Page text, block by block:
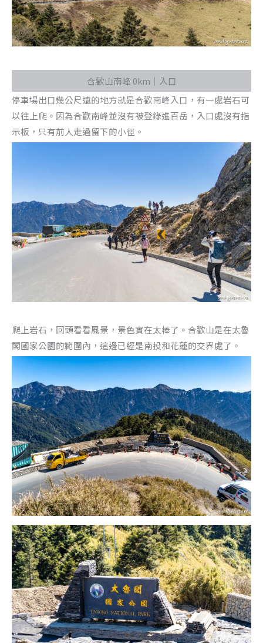
合歡山南峰 0km｜入口
停車場出口幾公尺遠的地方就是合歡南峰入口，有一處岩石可
以往上爬。因為合歡南峰並沒有被登錄進百岳，入口處沒有指
示板，只有前人走過留下的小徑。
爬上岩石，回頭看看風景，景色實在太棒了。合歡山是在太魯
閣國家公園的範圍內，這邊已經是南投和花蓮的交界處了。